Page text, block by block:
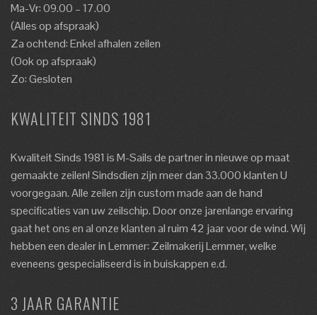
Ma-Vr: 09.00 – 17.00
(Alles op afspraak)
Za ochtend: Enkel afhalen zeilen
(Ook op afspraak)
Zo: Gesloten
KWALITEIT SINDS 1981
Kwaliteit Sinds 1981 is M-Sails de partner in nieuwe op maat
gemaakte zeilen! Sindsdien zijn meer dan 33.000 klanten U
voorgegaan. Alle zeilen zijn custom made aan de hand
specificaties van uw zeilschip. Door onze jarenlange ervaring
gaat het ons en al onze klanten al ruim 42 jaar voor de wind. Wij
hebben een dealer in Lemmer: Zeilmakerij Lemmer, welke
eveneens gespecialiseerd is in buiskappen e.d.
3 JAAR GARANTIE